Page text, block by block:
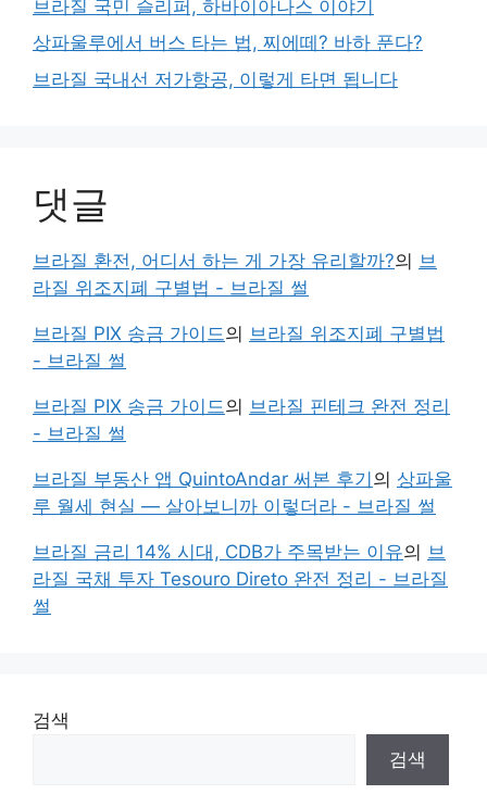
브라질 국민 슬리퍼, 하바이아나스 이야기
상파울루에서 버스 타는 법, 찌에떼? 바하 푼다?
브라질 국내선 저가항공, 이렇게 타면 됩니다
댓글
브라질 환전, 어디서 하는 게 가장 유리할까?의 브
라질 위조지폐 구별법 - 브라질 썰
브라질 PIX 송금 가이드의 브라질 위조지폐 구별법
- 브라질 썰
브라질 PIX 송금 가이드의 브라질 핀테크 완전 정리
- 브라질 썰
브라질 부동산 앱 QuintoAndar 써본 후기의 상파울
루 월세 현실 — 살아보니까 이렇더라 - 브라질 썰
브라질 금리 14% 시대, CDB가 주목받는 이유의 브
라질 국채 투자 Tesouro Direto 완전 정리 - 브라질
썰
검색
검색